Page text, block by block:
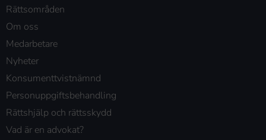
Rättsområden
Om oss
Medarbetare
Nyheter
Konsumenttvistnämnd
Personuppgiftsbehandling
Rättshjälp och rättsskydd
Vad är en advokat?